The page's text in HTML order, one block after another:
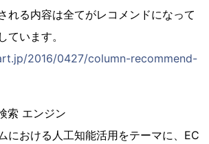
れる内容は全てがレコメンドになって
ています。
2016/0427/column-recommend-
索 エンジン
における人工知能活用をテーマに、EC